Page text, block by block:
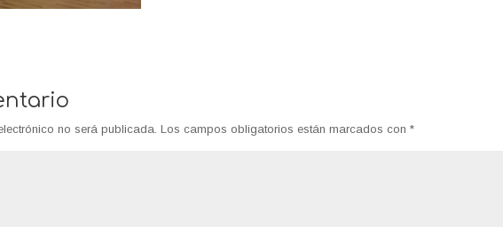
no será publicada. Los campos obligatorios están marcados con*